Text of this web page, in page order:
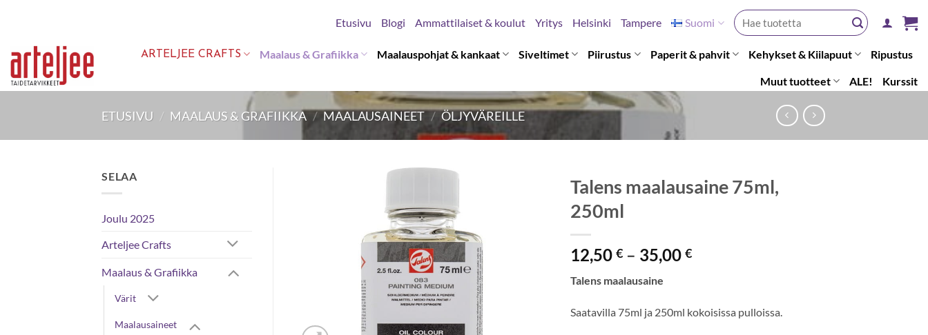
content
Etusivu Blogi Ammattilaiset & koulut Yritys Helsinki Tampere Suomi
Etsi:
ARTELJEE CRAFTS Maalaus & Grafiikka Maalauspohjat & kankaat Siveltimet Piirustus Paperit & pahvit Kehykset & Kiilapuut Ripustus
Muut tuotteet ALE! Kurssit
ETUSIVU / MAALAUS & GRAFIIKKA / MAALAUSAINEET / ÖLJYVÄREILLE
SELAA
Joulu 2025
Arteljee Crafts
Maalaus & Grafiikka
Värit
Maalausaineet
Talens maalausaine 75ml,
250ml
12,50€ – 35,00€Hintaluokka:
35,00 €
Talens maalausaine
Saatavilla 75ml ja 250ml kokoisissa pulloissa.